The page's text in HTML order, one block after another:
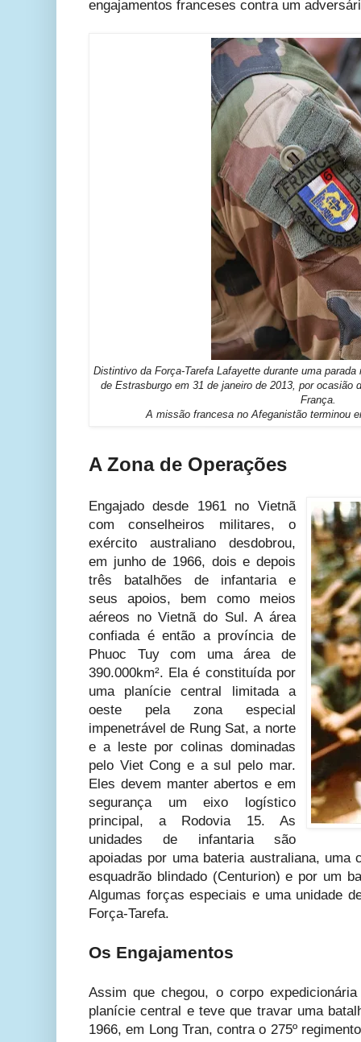
engajamentos franceses contra um
Distintivo da Força-Tarefa Lafayette durante uma
de Estrasburgo em 31 de janeiro de 2013, por ocasião
França.
A missão francesa no Afeganistão terminou
A Zona de Operações
Engajado desde 1961 no Vietnã
com conselheiros militares, o
exército australiano desdobrou,
em junho de 1966, dois e depois
três batalhões de infantaria e
seus apoios, bem como meios
aéreos no Vietnã do Sul. A área
confiada é então a província de
Phuoc Tuy com uma área de
390.000km². Ela é constituída por
uma planície central limitada a
oeste pela zona especial
impenetrável de Rung Sat, a norte
e a leste por colinas dominadas
pelo Viet Cong e a sul pelo mar.
Eles devem manter abertos e em
segurança um eixo logístico
principal, a Rodovia 15. As
unidades de infantaria são
apoiadas por uma bateria australiana, uma
esquadrão blindado (Centurion) e por um
Algumas forças especiais e uma unidade
Força-Tarefa.
Os Engajamentos
Assim que chegou, o corpo
planície central e teve que travar uma
1966, em Long Tran, contra o 275º